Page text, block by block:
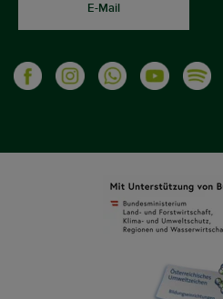
E-Mail